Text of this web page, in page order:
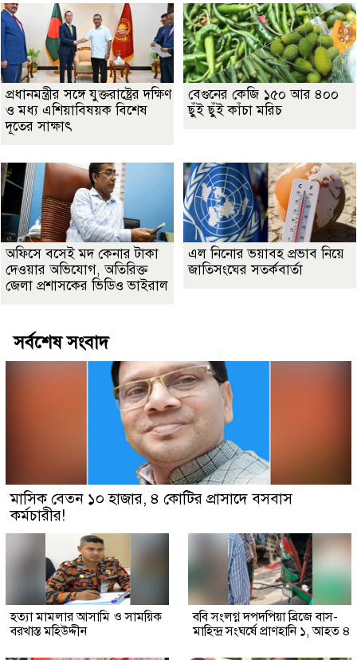
প্রধানমন্ত্রীর সঙ্গে যুক্তরাষ্ট্রের দক্ষিণ
ও মধ্য এশিয়াবিষয়ক বিশেষ
দূতের সাক্ষাৎ
বেগুনের কেজি ১৫০ আর ৪০০
ছুঁই ছুঁই কাঁচা মরিচ
অফিসে বসেই মদ কেনার টাকা
দেওয়ার অভিযোগ, অতিরিক্ত
জেলা প্রশাসকের ভিডিও ভাইরাল
এল নিনোর ভয়াবহ প্রভাব নিয়ে
জাতিসংঘের সতর্কবার্তা
সর্বশেষ সংবাদ
মাসিক বেতন ১০ হাজার, ৪ কোটির প্রাসাদে বসবাস
কর্মচারীর!
হত্যা মামলার আসামি ও সাময়িক
বরখাস্ত মহিউদ্দীন
ববি সংলগ্ন দপদপিয়া ব্রিজে বাস-
মাহিন্দ্র সংঘর্ষে প্রাণহানি ১, আহত ৪